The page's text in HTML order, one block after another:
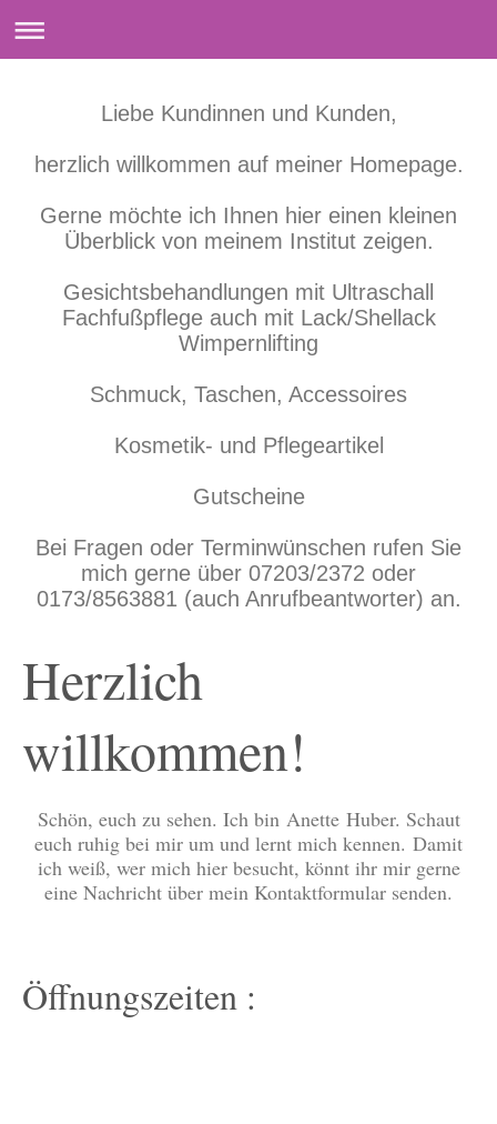
Liebe Kundinnen und Kunden,
herzlich willkommen auf meiner Homepage.
Gerne möchte ich Ihnen hier einen kleinen
Überblick von meinem Institut zeigen.
Gesichtsbehandlungen mit Ultraschall
Fachfußpflege auch mit Lack/Shellack
Wimpernlifting
Schmuck, Taschen, Accessoires
Kosmetik- und Pflegeartikel
Gutscheine
Bei Fragen oder Terminwünschen rufen Sie
mich gerne über 07203/2372 oder
0173/8563881 (auch Anrufbeantworter) an.
Herzlich
willkommen!
Schön, euch zu sehen. Ich bin AnetteHuber. Schaut
euch ruhig bei mir um und lernt mich kennen. Damit
ich weiß, wer mich hier besucht, könnt ihr mir gerne
eine Nachricht über mein Kontaktformular senden.
Öffnungszeiten :